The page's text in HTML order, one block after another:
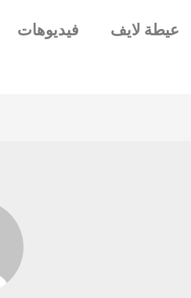
عيطة لايف فيديوهات